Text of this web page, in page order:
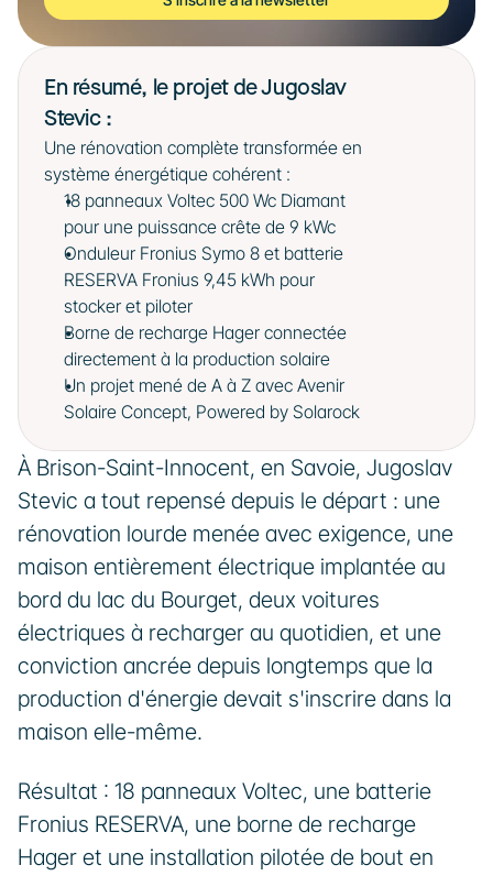
En résumé, le projet de Jugoslav
Stevic :
Une rénovation complète transformée en
système énergétique cohérent :
18 panneaux Voltec 500 Wc Diamant
pour une puissance crête de 9 kWc
Onduleur Fronius Symo 8 et batterie
RESERVA Fronius 9,45 kWh pour
stocker et piloter
Borne de recharge Hager connectée
directement à la production solaire
Un projet mené de A à Z avec Avenir
Solaire Concept, Powered by Solarock
À Brison-Saint-Innocent, en Savoie, Jugoslav
Stevic a tout repensé depuis le départ : une
rénovation lourde menée avec exigence, une
maison entièrement électrique implantée au
bord du lac du Bourget, deux voitures
électriques à recharger au quotidien, et une
conviction ancrée depuis longtemps que la
production d'énergie devait s'inscrire dans la
maison elle-même.
Résultat : 18 panneaux Voltec, une batterie
Fronius RESERVA, une borne de recharge
Hager et une installation pilotée de bout en